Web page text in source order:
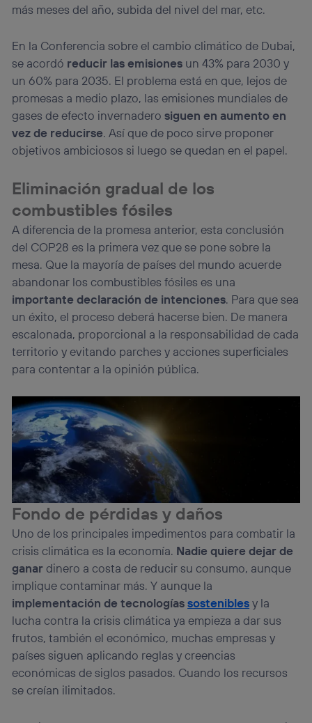
más meses del año, subida del nivel del mar, etc.
En la Conferencia sobre el cambio climático de Dubai,
se acordó reducir las emisiones un 43% para 2030 y
un 60% para 2035. El problema está en que, lejos de
promesas a medio plazo, las emisiones mundiales de
gases de efecto invernaderosiguen en aumento en
vez de reducirse. Así que de poco sirve proponer
objetivos ambiciosos si luego se quedan en el papel.
Eliminación gradual de los
combustibles fósiles
A diferencia de la promesa anterior, esta conclusión
del COP28 es la primera vez que se pone sobre la
mesa. Que la mayoría de países del mundo acuerde
abandonar los combustibles fósiles es una
importante declaración de intenciones. Para que sea
un éxito, el proceso deberá hacerse bien. De manera
escalonada, proporcional a la responsabilidad de cada
territorio y evitando parches y acciones superficiales
para contentar a la opinión pública.
Fondo de pérdidas y daños
Uno de los principales impedimentos para combatir la
crisis climática es la economía. Nadie quiere dejar de
ganardinero a costa de reducir su consumo, aunque
implique contaminar más. Y aunque la
implementación de tecnologíassosteniblesy la
lucha contra la crisis climática ya empieza a dar sus
frutos, también el económico, muchas empresas y
países siguen aplicando reglas y creencias
económicas de siglos pasados. Cuando los recursos
se creían ilimitados.